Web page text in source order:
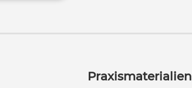
Praxismaterialien